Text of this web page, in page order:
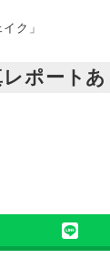
ク」
ポートあ